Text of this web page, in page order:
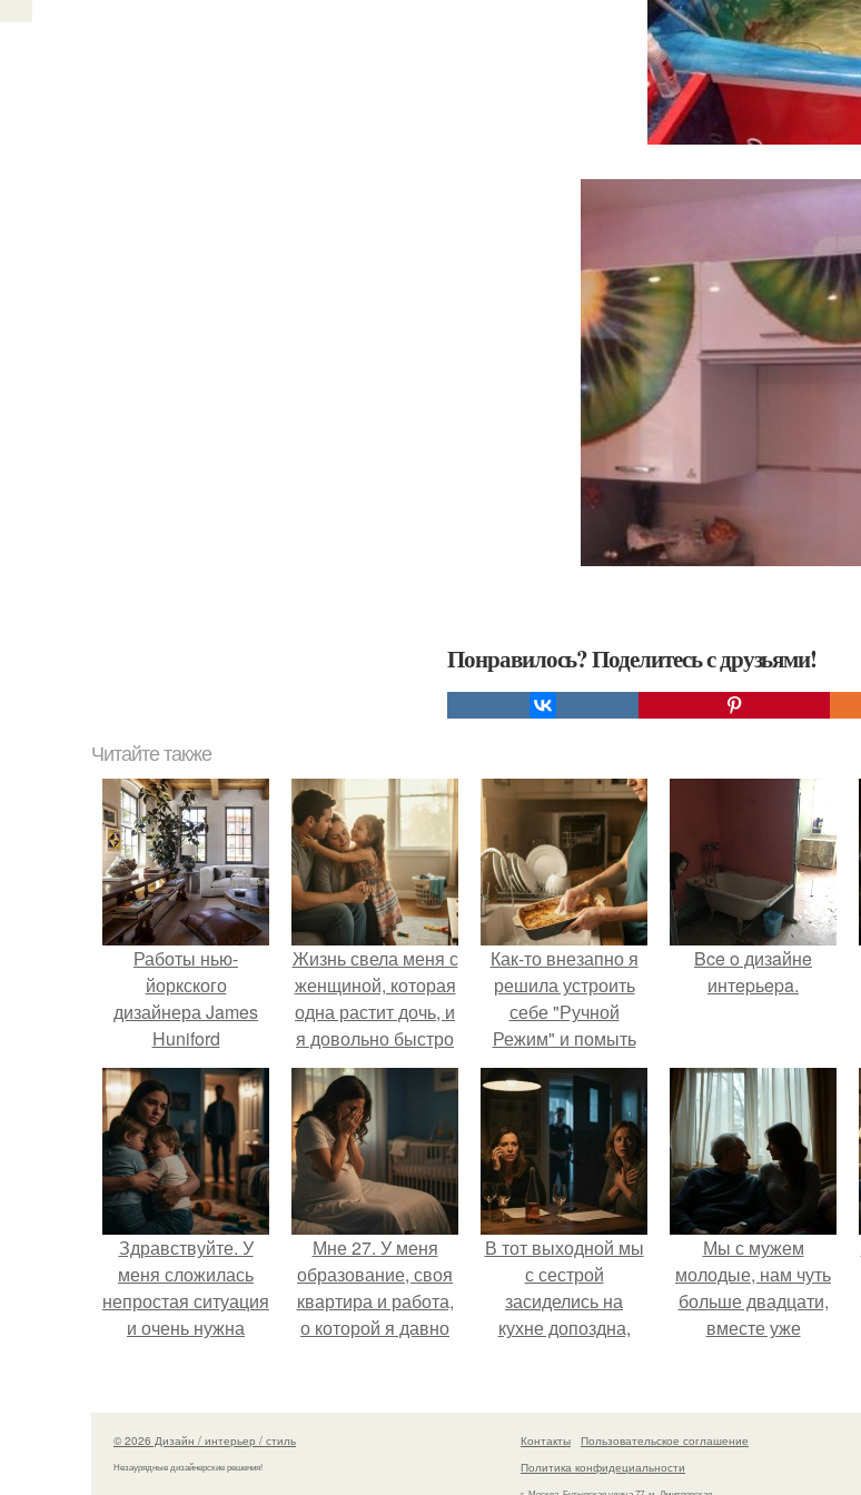
Понравилось? Поделитесь с друзьями!
Читайте также
Работы нью-
йоркского
дизайнера James
Huniford
Жизнь свела меня с
женщиной, которая
одна растит дочь, и
я довольно быстро
привязался к ним
обеим.
Как-то внезапно я
решила устроить
себе "Ручной
Режим" и помыть
посуду без помощи
техники.
Bce o дизaйнe
интepьepa.
Здравствуйте. У
меня сложилась
непростая ситуация
и очень нужна
Мне 27. У меня
образование, своя
квартира и работа,
о которой я давно
В тот выходной мы
с сестрой
засиделись на
кухне допоздна,
лёгкое вино.
Мы с мужем
молодые, нам чуть
больше двадцати,
вместе уже
- сыну всего год.
© 2026 Дизайн / интерьер / стиль
Незаурядные дизайнерские решения!
Контакты
Пользовательское соглашение
Политика конфидециальности